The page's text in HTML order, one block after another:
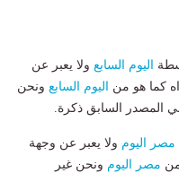
اليوم السابع ولا يعبر عن
كما هو من اليوم السابع ونحن
المصدر السابق ذكرة.
مصر اليوم ولا يعبر عن وجهة
مصر اليوم ونحن غير